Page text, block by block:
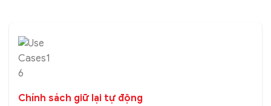
Chính sách giữ lại tự động